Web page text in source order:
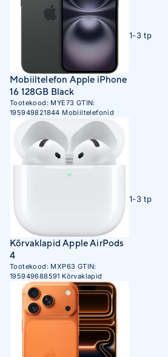
Mobiiltelefon Apple iPhone
16 128GB Black
Tootekood: MYE73 GTIN:
195949821844 Mobiiltelefonid
1-3 tp
Kõrvaklapid Apple AirPods
4
Tootekood: MXP63 GTIN:
195949688591 Kõrvaklapid
1-3 tp